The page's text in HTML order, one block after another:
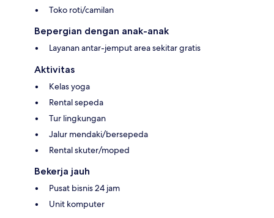
Toko roti/camilan
Bepergian dengan anak-anak
Layanan antar-jemput area sekitar gratis
Aktivitas
Kelas yoga
Rental sepeda
Tur lingkungan
Jalur mendaki/bersepeda
Rental skuter/moped
Bekerja jauh
Pusat bisnis 24 jam
Unit komputer